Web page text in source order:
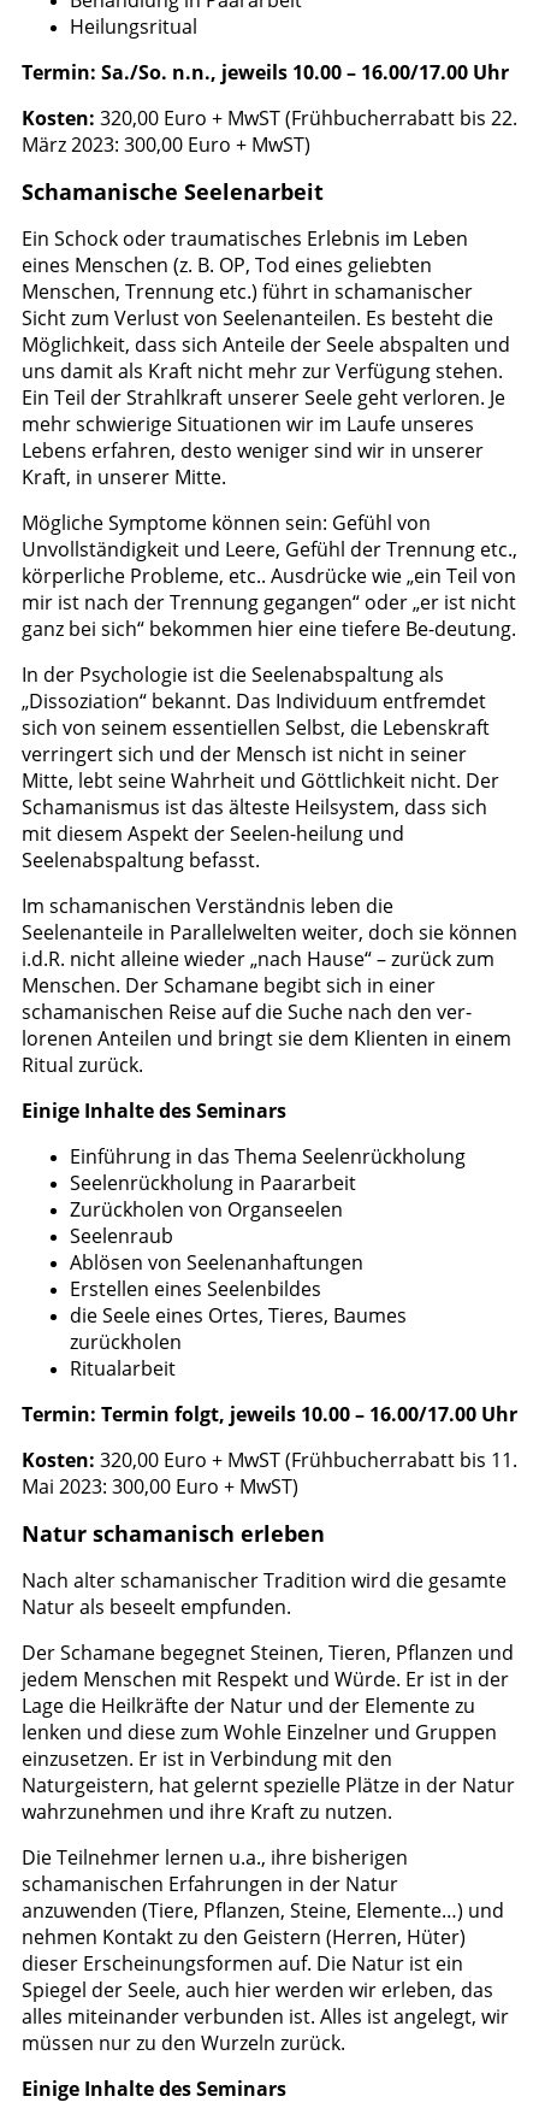
Heilungsritual
Termin: Sa./So. n.n., jeweils 10.00 – 16.00/17.00 Uhr
Kosten: 320,00 Euro + MwST (Frühbucherrabatt bis 22.
März 2023: 300,00 Euro + MwST)
Schamanische Seelenarbeit
Ein Schock oder traumatisches Erlebnis im Leben
eines Menschen (z. B. OP, Tod eines geliebten
Menschen, Trennung etc.) führt in schamanischer
Sicht zum Verlust von Seelenanteilen. Es besteht die
Möglichkeit, dass sich Anteile der Seele abspalten und
uns damit als Kraft nicht mehr zur Verfügung stehen.
Ein Teil der Strahlkraft unserer Seele geht verloren. Je
mehr schwierige Situationen wir im Laufe unseres
Lebens erfahren, desto weniger sind wir in unserer
Kraft, in unserer Mitte.
Mögliche Symptome können sein: Gefühl von
Unvollständigkeit und Leere, Gefühl der Trennung etc.,
körperliche Probleme, etc.. Ausdrücke wie „ein Teil von
mir ist nach der Trennung gegangen“ oder „er ist nicht
ganz bei sich“ bekommen hier eine tiefere Be-deutung.
In der Psychologie ist die Seelenabspaltung als
„Dissoziation“ bekannt. Das Individuum entfremdet
sich von seinem essentiellen Selbst, die Lebenskraft
verringert sich und der Mensch ist nicht in seiner
Mitte, lebt seine Wahrheit und Göttlichkeit nicht. Der
Schamanismus ist das älteste Heilsystem, dass sich
mit diesem Aspekt der Seelen-heilung und
Seelenabspaltung befasst.
Im schamanischen Verständnis leben die
Seelenanteile in Parallelwelten weiter, doch sie können
i.d.R. nicht alleine wieder „nach Hause“ – zurück zum
Menschen. Der Schamane begibt sich in einer
schamanischen Reise auf die Suche nach den ver-
lorenen Anteilen und bringt sie dem Klienten in einem
Ritual zurück.
Einige Inhalte des Seminars
Einführung in das Thema Seelenrückholung
Seelenrückholung in Paararbeit
Zurückholen von Organseelen
Seelenraub
Ablösen von Seelenanhaftungen
Erstellen eines Seelenbildes
die Seele eines Ortes, Tieres, Baumes
zurückholen
Ritualarbeit
Termin: Termin folgt, jeweils 10.00 – 16.00/17.00 Uhr
Kosten: 320,00 Euro + MwST (Frühbucherrabatt bis 11.
Mai 2023: 300,00 Euro + MwST)
Natur schamanisch erleben
Nach alter schamanischer Tradition wird die gesamte
Natur als beseelt empfunden.
Der Schamane begegnet Steinen, Tieren, Pflanzen und
jedem Menschen mit Respekt und Würde. Er ist in der
Lage die Heilkräfte der Natur und der Elemente zu
lenken und diese zum Wohle Einzelner und Gruppen
einzusetzen. Er ist in Verbindung mit den
Naturgeistern, hat gelernt spezielle Plätze in der Natur
wahrzunehmen und ihre Kraft zu nutzen.
Die Teilnehmer lernen u.a., ihre bisherigen
schamanischen Erfahrungen in der Natur
anzuwenden (Tiere, Pflanzen, Steine, Elemente…) und
nehmen Kontakt zu den Geistern (Herren, Hüter)
dieser Erscheinungsformen auf. Die Natur ist ein
Spiegel der Seele, auch hier werden wir erleben, das
alles miteinander verbunden ist. Alles ist angelegt, wir
müssen nur zu den Wurzeln zurück.
Einige Inhalte des Seminars